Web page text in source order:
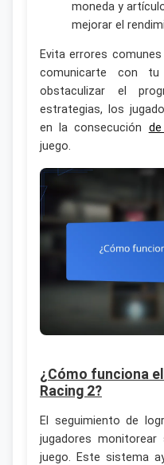
moneda y
mejorar el
Evita errores
comunicarte con
obstaculizar el
estrategias, los
en la consecución
juego.
¿Cómo funciona
Racing 2?
El seguimiento de
jugadores
juego. Este sistema